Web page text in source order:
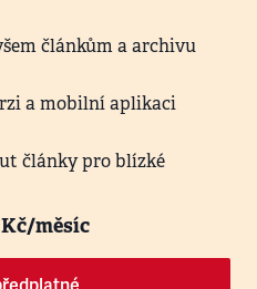
článkům a archivu
a mobilní aplikaci
články pro blízké
Kč/měsíc